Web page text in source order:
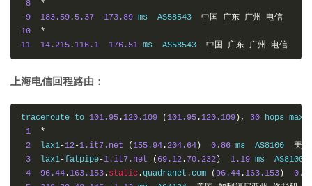
8
*
9
183.59 . 5.37 173.89 ms  AS58543 中国 广东 广州
电信
10
*
11
14.215 . 116.1 176.51 ms  AS58543 中国 广东 广州 电信
上海电信回程路由：
traceroute to 101.95 . 120.109 ( 101.95 . 120.109), 30 hops max
1
*
2
  lax1
-12-1.it7.net ( 155.94 .204.64) 0.86 ms  AS8100 美国
3
  lax1
-fatpipe-1.it7.net ( 69.12 . 70.232) 1.19 ms
4
96.44 . 163.153 . static .quadranet .com (96.44 . 163.153)